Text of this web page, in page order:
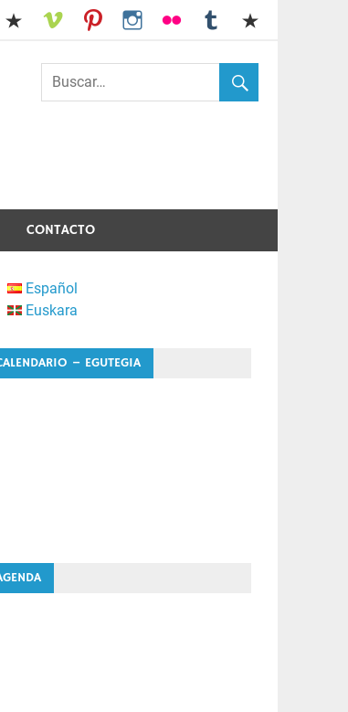
Peñaflorida-Amara
CONTACTO
Español
Euskara
– EGUTEGIA